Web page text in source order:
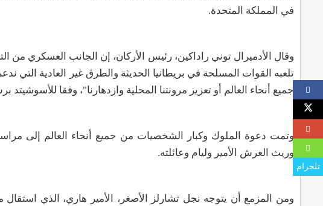
في المملكة المتحدة.
وقال الأدميرال توني راداكين، رئيس الأركان، إن الجانب العسكري من
تلعبه القوات المسلحة في بريطانيا الحديثة والطرق غير العادية التي
جميع أنحاء العالم أو تعزيز مرونتنا المحلية وازدهارنا"، وفقا للأسوشيتد
وتمت دعوة الملوك وكبار الشخصيات من جميع أنحاء العالم إلى مراسم
وريث العرش الأمير وليام وعائلته.
تلجرام